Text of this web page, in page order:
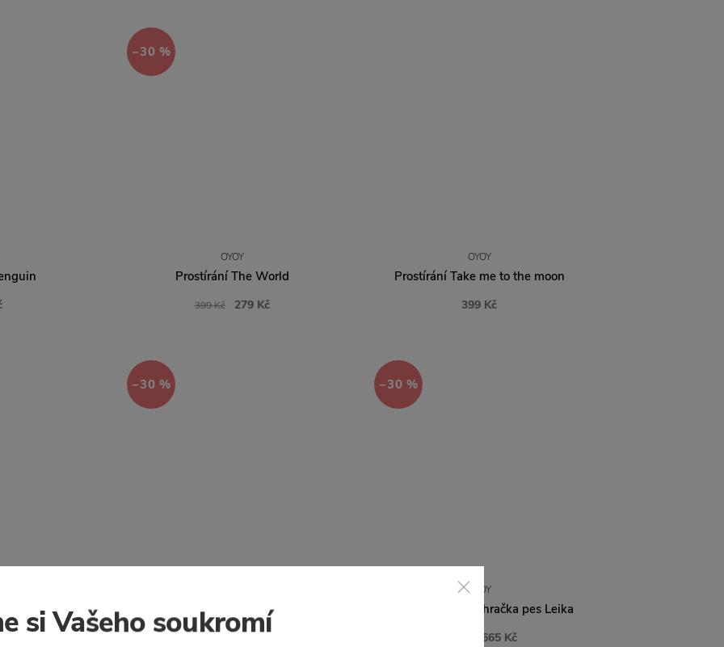
−30 %
OYOY
Prostírání The World
399 Kč 279 Kč
Noah
−30 %
Koberec Mr. Megalodon Adventure
−30 %
OYOY
Dřevěná závěsná hračka pes Leika
665 Kč
si Vašeho soukromí